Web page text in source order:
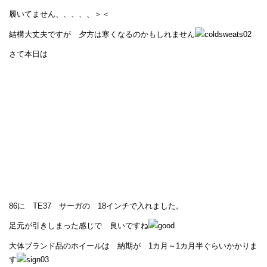
履いてません、、、、、＞＜
結構大丈夫ですが 夕方は寒くなるのかもしれません
さて本日は
86に TE37 サーガの 18インチで入れました。
足元が引きしまった感じで 良いですね
大体ブランド品のホイールは 納期が 1カ月～1カ月半ぐらいかかりま
す